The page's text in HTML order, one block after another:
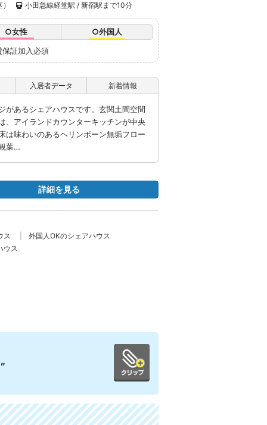
小田急線経堂駅 / 新宿駅まで10分
○女性
○外国人
保証加入必須
があるシェアハウスです。玄関土間空間
、アイランドカウンターキッチンが中央
は味わいのあるヘリンボーン無垢フロー
葉…
入居者データ 新着情報
詳細を見る
ス
外国人OKのシェアハウス
ウス